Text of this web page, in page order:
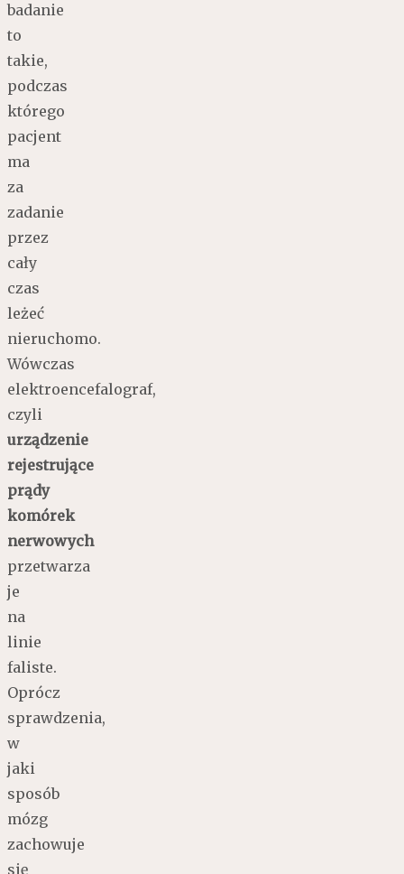
badanie
to
takie,
podczas
którego
pacjent
ma
za
zadanie
przez
cały
czas
leżeć
nieruchomo.
Wówczas
elektroencefalograf,
czyli
urządzenie
rejestrujące
prądy
komórek
nerwowych
przetwarza
je
na
linie
faliste.
Oprócz
sprawdzenia,
w
jaki
sposób
mózg
zachowuje
się